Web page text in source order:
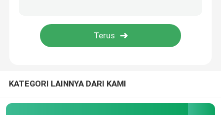
Bahan Struktural Baja
KATEGORI LAINNYA DARI KAMI